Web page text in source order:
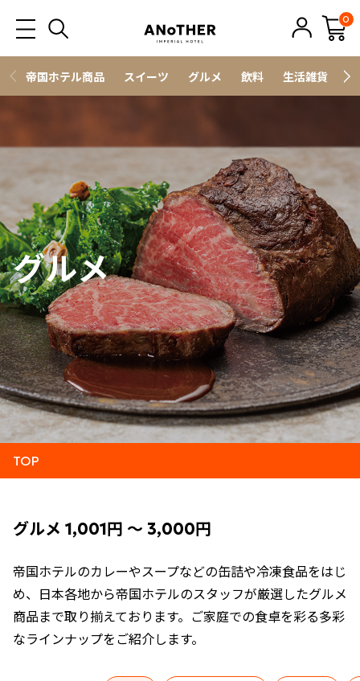
0
帝国ホテル商品 スイーツ グルメ 飲料 生活雑貨
グルメ
TOP
グルメ 1,001円 ～ 3,000円
帝国ホテルのカレーやスープなどの缶詰や冷凍食品をはじ
め、日本各地から帝国ホテルのスタッフが厳選したグルメ
商品まで取り揃えております。ご家庭での食卓を彩る多彩
なラインナップをご紹介します。